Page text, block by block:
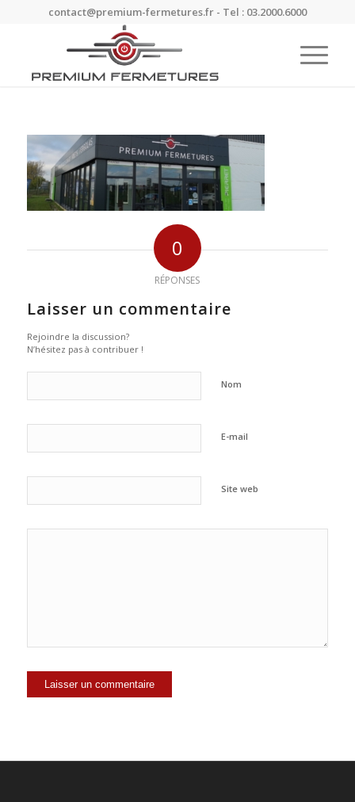
contact@premium-fermetures.fr - Tel : 03.2000.6000
0
RÉPONSES
Laisser un commentaire
Rejoindre la discussion?
N’hésitez pas à contribuer !
Nom
E-mail
Site web